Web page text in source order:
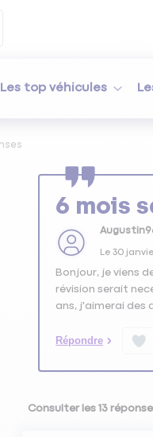
Les top véhicules
6 mois
Le 30
Bonjour, je viens
révision serait
ans, j'aimerai des
Répondre
Consulter les 13